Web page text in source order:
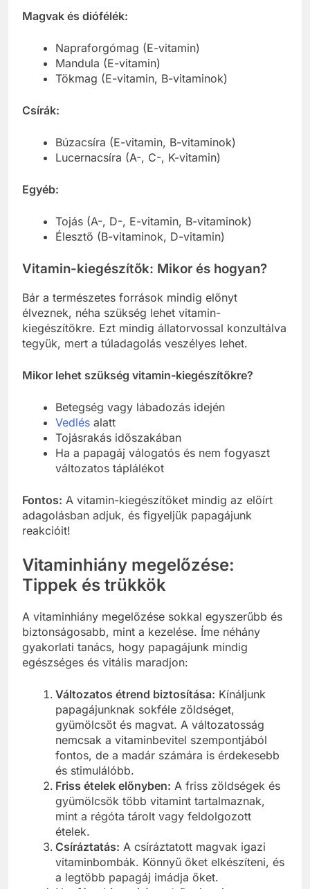
Magvak és diófélék:
Napraforgómag (E-vitamin)
Mandula (E-vitamin)
Tökmag (E-vitamin, B-vitaminok)
Csírák:
Búzacsíra (E-vitamin, B-vitaminok)
Lucernacsíra (A-, C-, K-vitamin)
Egyéb:
Tojás (A-, D-, E-vitamin, B-vitaminok)
Élesztő (B-vitaminok, D-vitamin)
Vitamin-kiegészítők: Mikor és hogyan?
Bár a természetes források mindig előnyt
élveznek, néha szükség lehet vitamin-
kiegészítőkre. Ezt mindig állatorvossal konzultálva
tegyük, mert a túladagolás veszélyes lehet.
Mikor lehet szükség vitamin-kiegészítőkre?
Betegség vagy lábadozás idején
Vedlés alatt
Tojásrakás időszakában
Ha a papagáj válogatós és nem fogyaszt
változatos táplálékot
Fontos: A vitamin-kiegészítőket mindig az előírt
adagolásban adjuk, és figyeljük papagájunk
reakcióit!
Vitaminhiány megelőzése:
Tippek és trükkök
A vitaminhiány megelőzése sokkal egyszerűbb és
biztonságosabb, mint a kezelése. Íme néhány
gyakorlati tanács, hogy papagájunk mindig
egészséges és vitális maradjon:
Változatos étrend biztosítása: Kínáljunk
papagájunknak sokféle zöldséget,
gyümölcsöt és magvat. A változatosság
nemcsak a vitaminbevitel szempontjából
fontos, de a madár számára is érdekesebb
és stimulálóbb.
Friss ételek előnyben: A friss zöldségek és
gyümölcsök több vitamint tartalmaznak,
mint a régóta tárolt vagy feldolgozott
ételek.
Csíráztatás: A csíráztatott magvak igazi
vitaminbombák. Könnyű őket elkészíteni, és
a legtöbb papagáj imádja őket.